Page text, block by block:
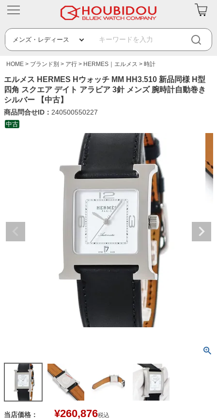
HOME ブランド別 ア行 HERMES｜エルメス 時計
エルメス HERMES Hウォッチ MM HH3.510 新品同様 H型
四角 スクエア デイト アラビア 3針 メンズ 腕時計自動巻き
シルバー 【中古】
商品問合せID： 240500550227
中古
当店価格： ¥260,876税込